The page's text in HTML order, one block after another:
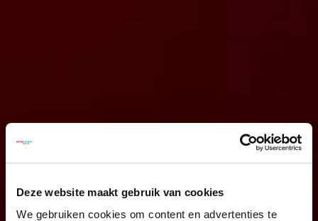
Deze website maakt gebruik van cookies
We gebruiken cookies om content en advertenties te